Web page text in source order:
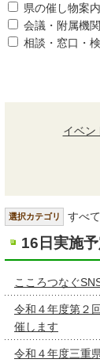
県の催し物案内
会議・附属機
相談・窓口・
イベン
選択カテゴリ すべ
16日実施
こころつなぐ
令和４年度第２
催します
令和４年度三重